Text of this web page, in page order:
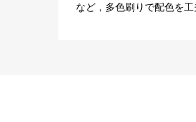
など，多色刷りで配色を